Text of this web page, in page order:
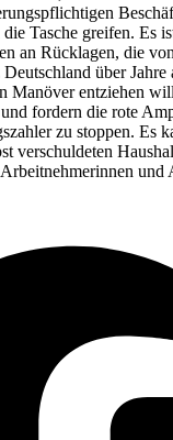
Tasche greifen. Es
an Rücklagen, die
über Jahre
Manöver entziehen
fordern die rote
zu stoppen. Es
verschuldeten
und